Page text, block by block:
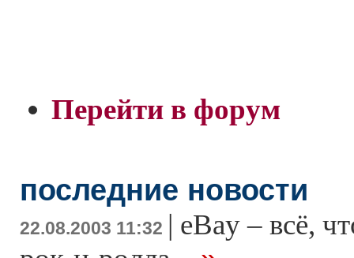
Перейти в форум
последние новости
22.08.2003 11:32 | eBay – всё,